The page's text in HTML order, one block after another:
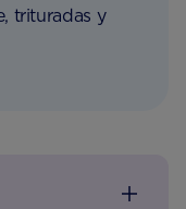
trituradas y